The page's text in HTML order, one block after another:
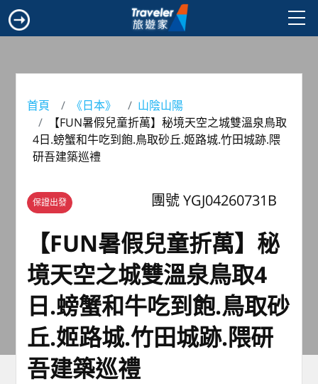
首頁 《日本》
山陰山陽
【FUN暑假兒童折萬】秘境天空之城雙溫泉鳥取
4日.螃蟹和牛吃到飽.鳥取砂丘.姬路城.竹田城跡.隈
研吾建築巡禮
保證出發 團號 YGJ04260731B
【FUN暑假兒童折萬】秘
境天空之城雙溫泉鳥取4
日.螃蟹和牛吃到飽.鳥取砂
丘.姬路城.竹田城跡.隈研
吾建築巡禮